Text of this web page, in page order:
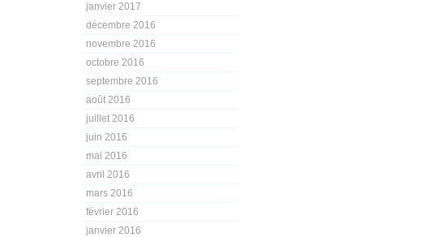
janvier 2017
décembre 2016
novembre 2016
octobre 2016
septembre 2016
août 2016
juillet 2016
juin 2016
mai 2016
avril 2016
mars 2016
février 2016
janvier 2016